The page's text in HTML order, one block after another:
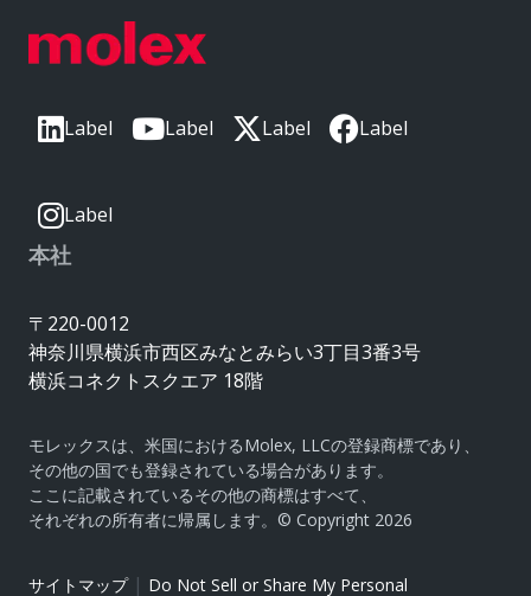
Label Label Label Label
Label
本社
〒220-0012
神奈川県横浜市西区みなとみらい3丁目3番3号
横浜コネクトスクエア 18階
モレックスは、米国におけるMolex, LLCの登録商標であり、
その他の国でも登録されている場合があります。
ここに記載されているその他の商標はすべて、
それぞれの所有者に帰属します。© Copyright 2026
サイトマップ| Do Not Sell or Share My Personal